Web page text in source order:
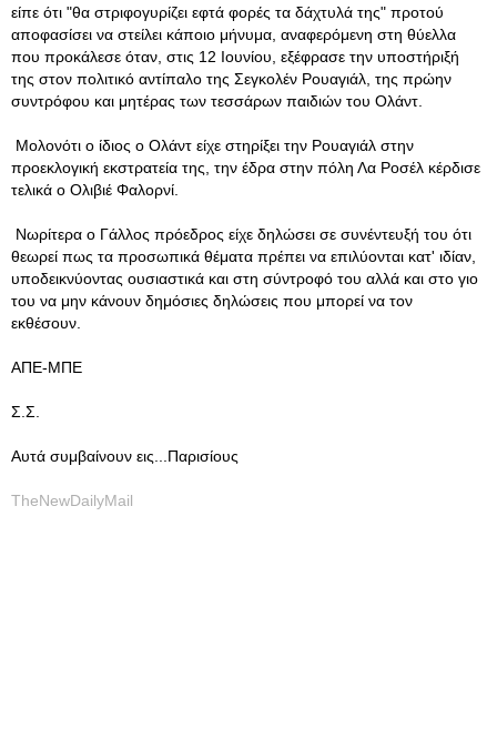
είπε ότι "θα στριφογυρίζει εφτά φορές τα δάχτυλά της" προτού
αποφασίσει να στείλει κάποιο μήνυμα, αναφερόμενη στη θύελλα
που προκάλεσε όταν, στις 12 Ιουνίου, εξέφρασε την υποστήριξή
της στον πολιτικό αντίπαλο της Σεγκολέν Ρουαγιάλ, της πρώην
συντρόφου και μητέρας των τεσσάρων παιδιών του Ολάντ.
Μολονότι ο ίδιος ο Ολάντ είχε στηρίξει την Ρουαγιάλ στην
προεκλογική εκστρατεία της, την έδρα στην πόλη Λα Ροσέλ κέρδισε
τελικά ο Ολιβιέ Φαλορνί.
Νωρίτερα ο Γάλλος πρόεδρος είχε δηλώσει σε συνέντευξή του ότι
θεωρεί πως τα προσωπικά θέματα πρέπει να επιλύονται κατ' ιδίαν,
υποδεικνύοντας ουσιαστικά και στη σύντροφό του αλλά και στο γιο
του να μην κάνουν δημόσιες δηλώσεις που μπορεί να τον
εκθέσουν.
ΑΠΕ-ΜΠΕ
Σ.Σ.
Αυτά συμβαίνουν εις...Παρισίους
TheNewDailyMail